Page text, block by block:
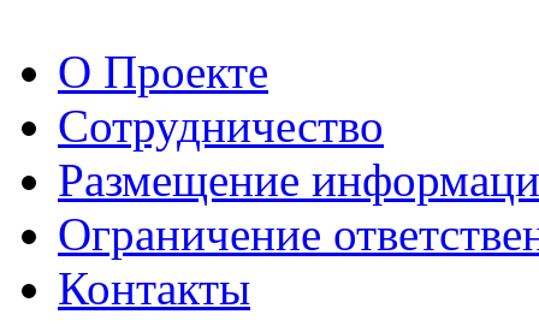
О Проекте
Сотрудничество
Размещение
Ограничение
Контакты